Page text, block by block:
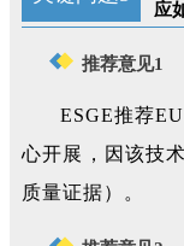
应
推荐意见1
ESGE推荐
心开展，因该技
质量证据）。